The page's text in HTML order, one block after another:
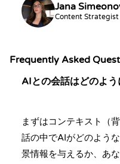
Jana
Content
Frequently Asked
AIとの会話はどのよ
まずはコンテキスト（
話の中でAIがどのよう
景情報を与えるか、あ